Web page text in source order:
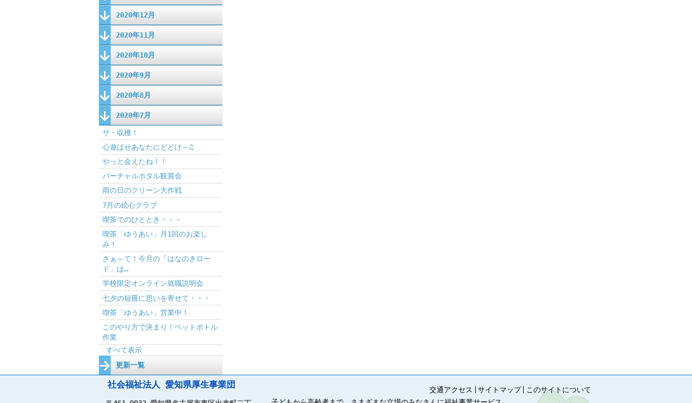
2020年12月
2020年11月
2020年10月
2020年9月
2020年8月
2020年7月
ザ・収穫！
心遊ばせあなたにどどけ～♫
やっと会えたね！！
バーチャルホタル観賞会
雨の日のクリーン大作戦
7月の絵心クラブ
喫茶でのひととき・・・
喫茶「ゆうあい」月1回のお楽し
み！
さぁ～て！今月の「はなのきロー
ド」は…
学校限定オンライン就職説明会
七夕の短冊に思いを寄せて・・・
喫茶「ゆうあい」営業中！
このやり方で決まり！ペットボトル
作業
すべて表示
更新一覧
社会福祉法人 愛知県厚生事業団
交通アクセス サイトマップ
このサイトについて